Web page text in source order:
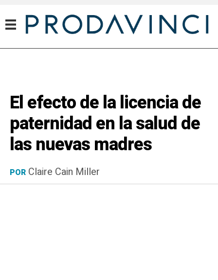
El efecto de la licencia de
paternidad en la salud de
las nuevas madres
POR Claire Cain Miller